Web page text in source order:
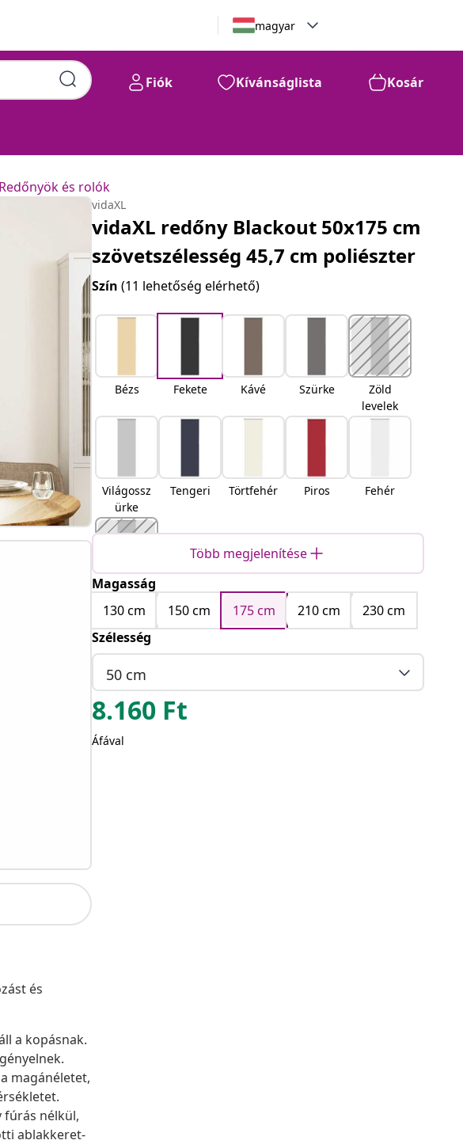
magyar
Fiók Kívánságlista Kosár
Redőnyök és rolók
és
a kopásnak.
magánéletet,
fúrás nélkül,
ablakkeret-
vidaXL
vidaXL redőny Blackout 50x175 cm
szövetszélesség 45,7 cm poliészter
Szín(11 lehetőség elérhető)
Bézs Fekete Kávé Szürke
Zöld
levelek
Világossz
ürke
Tengeri Törtfehér Piros Fehér
Sárga
Több megjelenítése
Magasság
130 cm
150 cm 175 cm 210 cm
230 cm
Szélesség
50 cm
8.160 Ft
Áfával